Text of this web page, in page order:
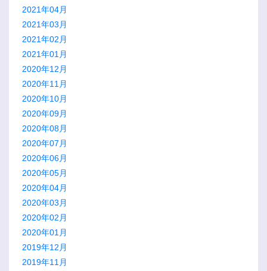
2021年04月
2021年03月
2021年02月
2021年01月
2020年12月
2020年11月
2020年10月
2020年09月
2020年08月
2020年07月
2020年06月
2020年05月
2020年04月
2020年03月
2020年02月
2020年01月
2019年12月
2019年11月